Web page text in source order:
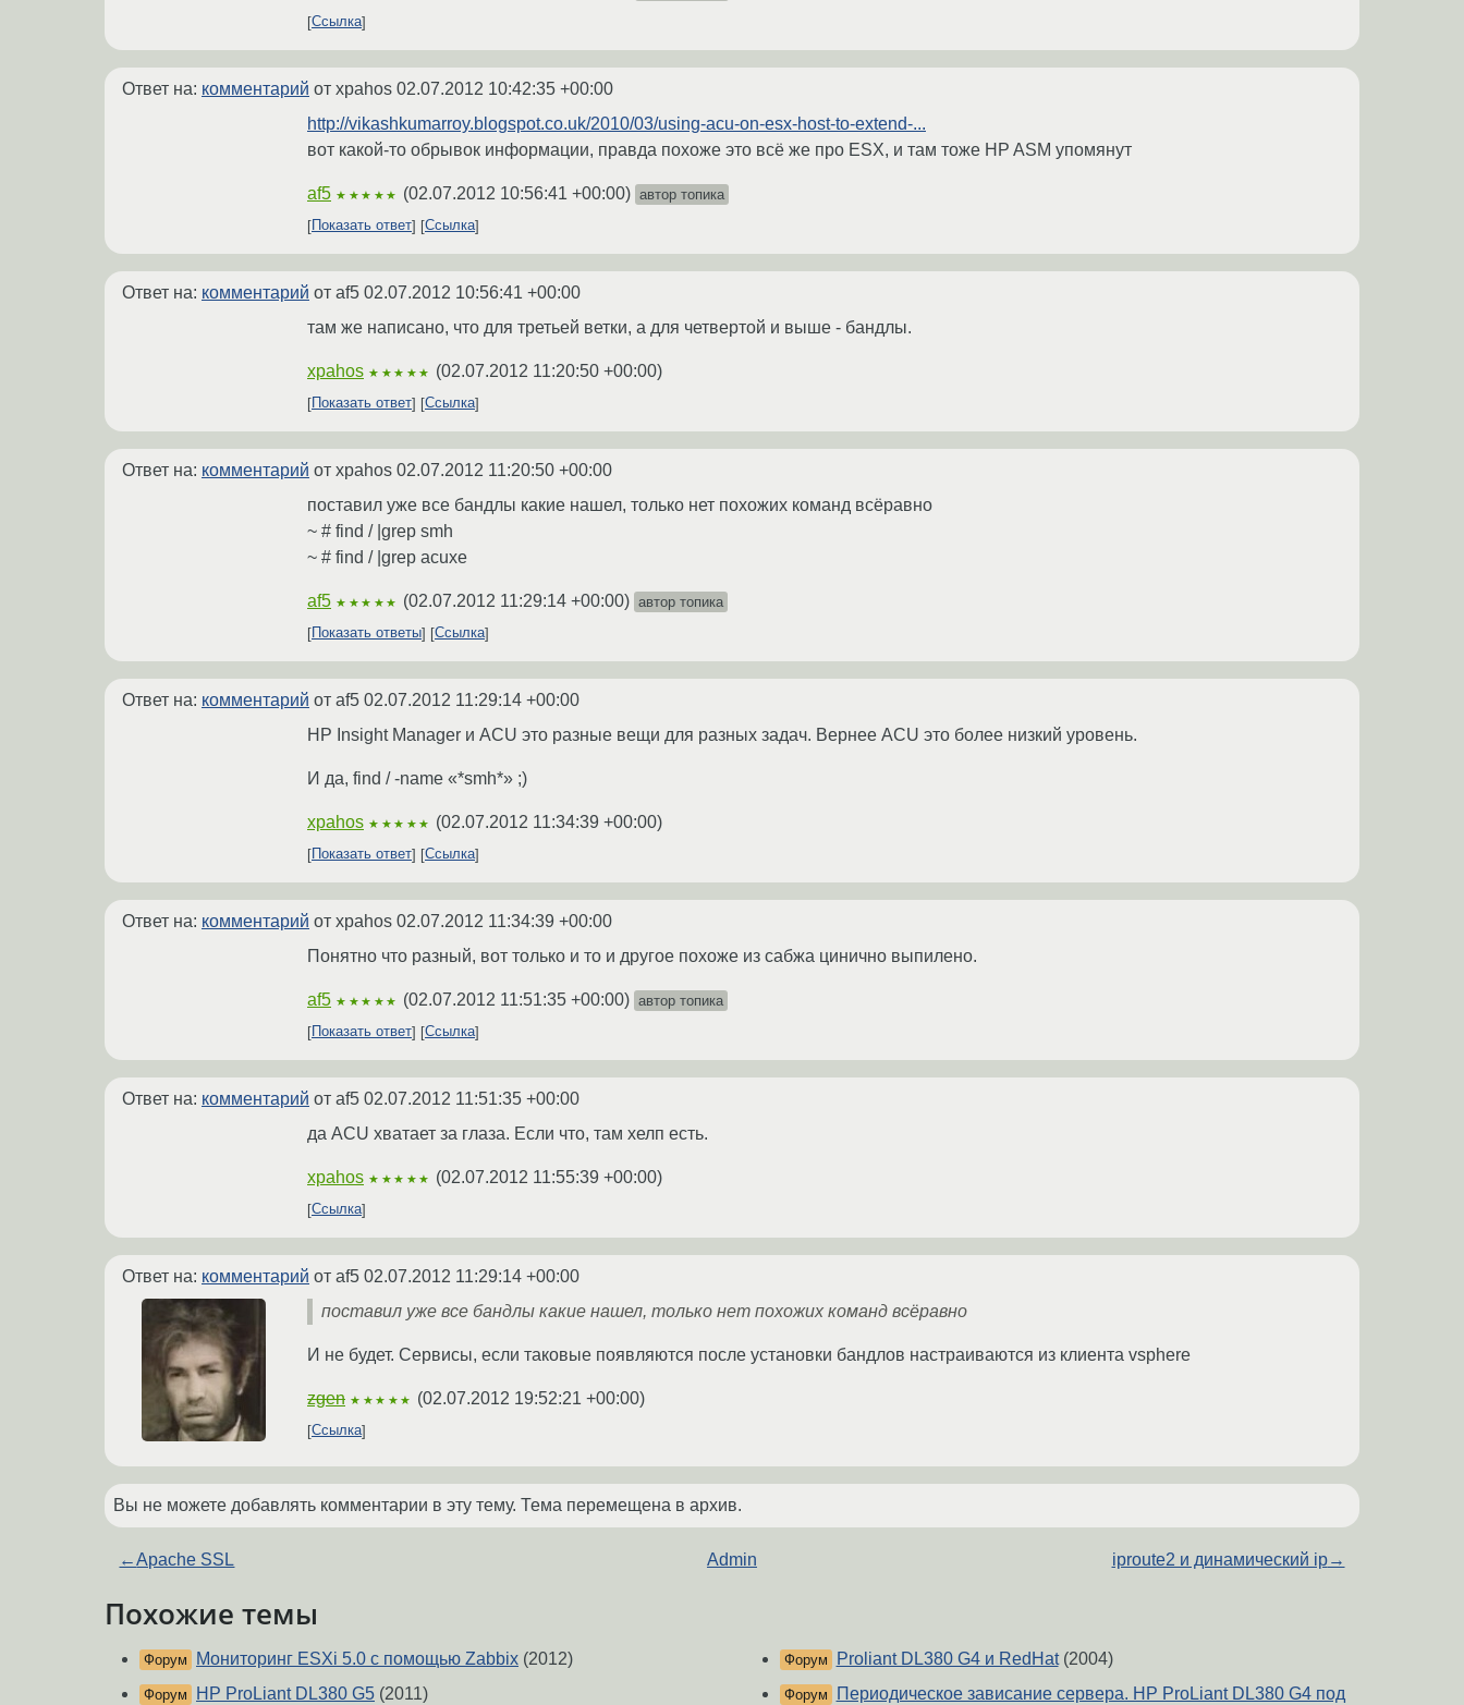
Ссылка
Ответ на: комментарий от xpahos 02.07.2012 10:42:35 +00:00
http://vikashkumarroy.blogspot.co.uk/2010/03/using-acu-on-esx-host-to-extend-...
вот какой-то обрывок информации, правда похоже это всё же про ESX, и там тоже HP ASM упомянут
af5 ★★★★★ (02.07.2012 10:56:41 +00:00) автор топика
Показать ответ
Ссылка
Ответ на: комментарий от af5 02.07.2012 10:56:41 +00:00
там же написано, что для третьей ветки, а для четвертой и выше - бандлы.
xpahos ★★★★★ (02.07.2012 11:20:50 +00:00)
Показать ответ Ссылка
Ответ на: комментарий от xpahos 02.07.2012 11:20:50 +00:00
поставил уже все бандлы какие нашел, только нет похожих команд всёравно
~ # find / |grep smh
~ # find / |grep acuxe
af5 ★★★★★ (02.07.2012 11:29:14 +00:00) автор топика
Показать ответы
Ссылка
Ответ на: комментарий от af5 02.07.2012 11:29:14 +00:00
HP Insight Manager и ACU это разные вещи для разных задач. Вернее ACU это более низкий уровень.
И да, find / -name «*smh*» ;)
xpahos ★★★★★ (02.07.2012 11:34:39 +00:00)
Показать ответ Ссылка
Ответ на: комментарий от xpahos 02.07.2012 11:34:39 +00:00
Понятно что разный, вот только и то и другое похоже из сабжа цинично выпилено.
af5 ★★★★★ (02.07.2012 11:51:35 +00:00) автор топика
Показать ответ
Ссылка
Ответ на: комментарий от af5 02.07.2012 11:51:35 +00:00
да ACU хватает за глаза. Если что, там хелп есть.
xpahos ★★★★★ (02.07.2012 11:55:39 +00:00)
Ссылка
Ответ на: комментарий от af5 02.07.2012 11:29:14 +00:00
поставил уже все бандлы какие нашел, только нет похожих команд всёравно
И не будет. Сервисы, если таковые появляются после установки бандлов настраиваются из клиента vsphere
zgen ★★★★★ (02.07.2012 19:52:21 +00:00)
Ссылка
Вы не можете добавлять комментарии в эту тему. Тема перемещена в архив.
←Apache SSL Admin iproute2 и динамический ip→
Похожие темы
Форум Мониторинг ESXi 5.0 c помощью Zabbix (2012)
Форум HP ProLiant DL380 G5 (2011)
Форум Proliant DL380 G4 и RedHat(2004)
Форум Периодическое зависание сервера. HP ProLiant DL380 G4 под